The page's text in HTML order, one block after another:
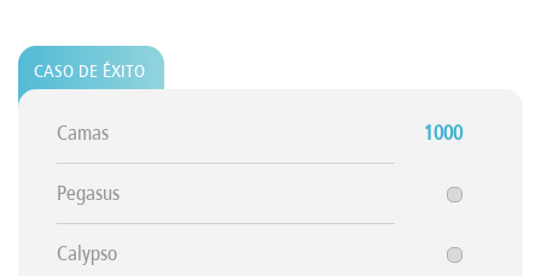
CASO DE ÉXITO
Camas 1000
Pegasus
Calypso